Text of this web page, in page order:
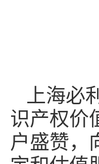
上海必
识产权价
户盛赞，